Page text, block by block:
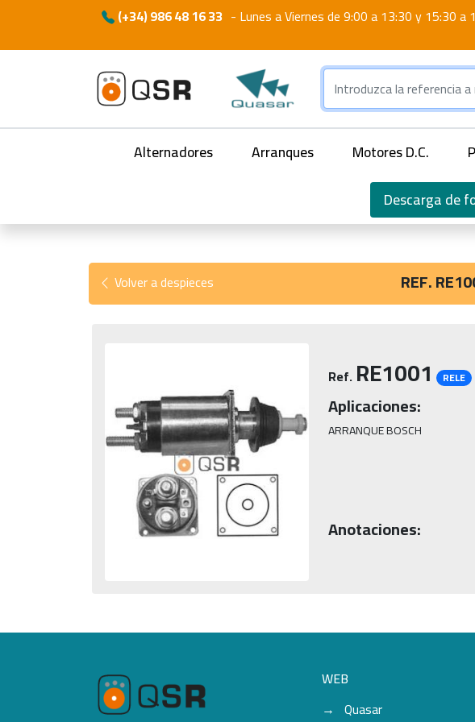
(+34) 986 48 16 33 - Lunes a Viernes de 9:00 a 13:30 y 15:30 a
Alternadores Arranques Motores D.C.
Descarga de
Volver a despieces REF.
Ref. RE1001 RELE
Aplicaciones:
ARRANQUE BOSCH
Anotaciones:
WEB
Quasar